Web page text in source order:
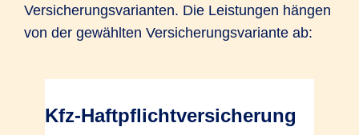
Versicherungsvarianten. Die Leistungen hängen
von der gewählten Versicherungsvariante ab:
Kfz-Haftpflichtversicherung